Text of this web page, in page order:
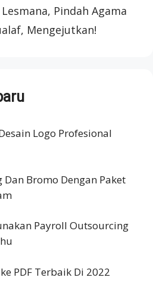
Pindah Agama
Mengejutkan!
Logo Profesional
Dan Bromo Dengan Paket
Payroll Outsourcing
PDF Terbaik Di 2022